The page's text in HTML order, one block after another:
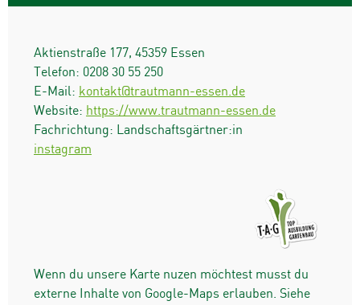
Aktienstraße 177, 45359 Essen
Telefon: 0208 30 55 250
E-Mail: kontakt@trautmann-essen.de
Website: https://www.trautmann-essen.de
Fachrichtung: Landschaftsgärtner:in
instagram
Wenn du unsere Karte nuzen möchtest musst du
externe Inhalte von Google-Maps erlauben. Siehe